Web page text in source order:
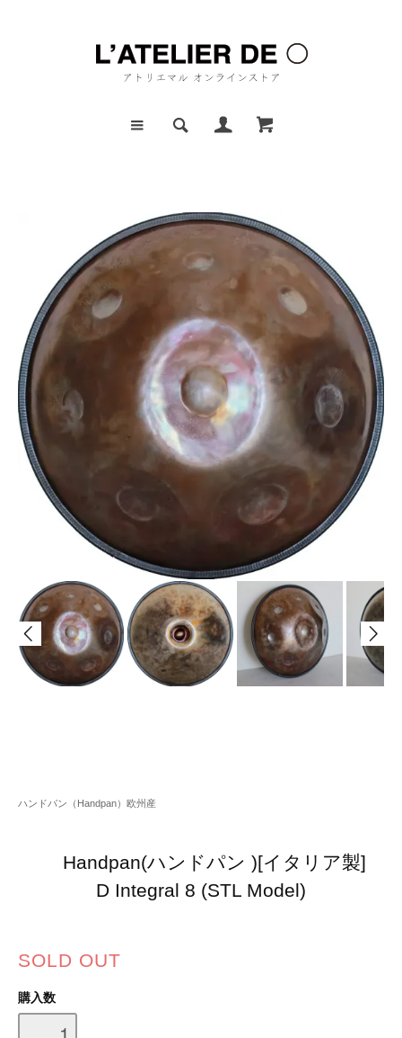
ハンドパン（Handpan）欧州産
Handpan(ハンドパン )[イタリア製]
D Integral 8 (STL Model)
SOLD OUT
購入数